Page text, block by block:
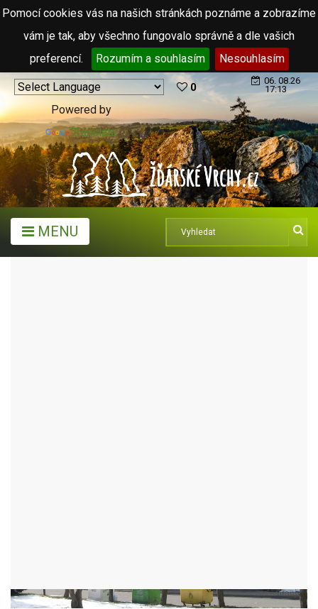
Pomocí cookies vás na našich stránkách poznáme a zobrazíme
vám je tak, aby všechno fungovalo správně a dle vašich
preferencí.
Rozumím a souhlasím Nesouhlasím
Powered by
Translate
0
06. 08.26
17:13
MENU